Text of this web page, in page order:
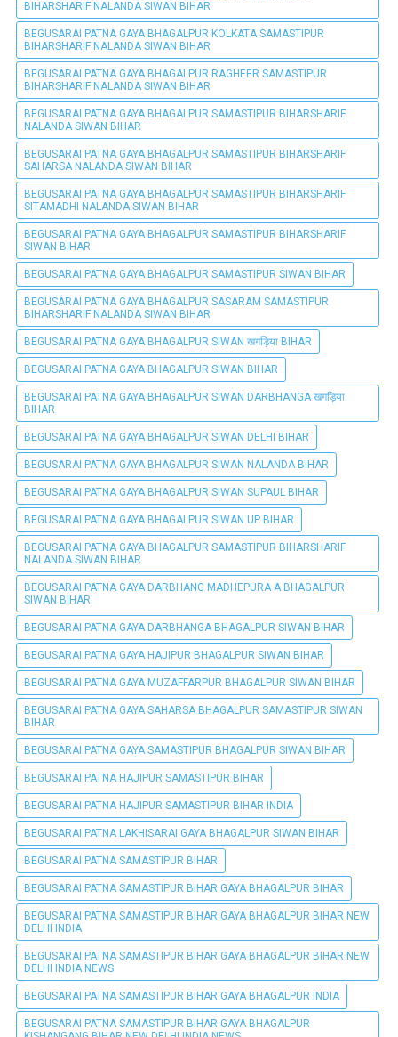
BIHARSHARIF NALANDA SIWAN BIHAR
BEGUSARAI PATNA GAYA BHAGALPUR KOLKATA SAMASTIPUR
BIHARSHARIF NALANDA SIWAN BIHAR
BEGUSARAI PATNA GAYA BHAGALPUR RAGHEER SAMASTIPUR
BIHARSHARIF NALANDA SIWAN BIHAR
BEGUSARAI PATNA GAYA BHAGALPUR SAMASTIPUR BIHARSHARIF
NALANDA SIWAN BIHAR
BEGUSARAI PATNA GAYA BHAGALPUR SAMASTIPUR BIHARSHARIF
SAHARSA NALANDA SIWAN BIHAR
BEGUSARAI PATNA GAYA BHAGALPUR SAMASTIPUR BIHARSHARIF
SITAMADHI NALANDA SIWAN BIHAR
BEGUSARAI PATNA GAYA BHAGALPUR SAMASTIPUR BIHARSHARIF
SIWAN BIHAR
BEGUSARAI PATNA GAYA BHAGALPUR SAMASTIPUR SIWAN BIHAR
BEGUSARAI PATNA GAYA BHAGALPUR SASARAM SAMASTIPUR
BIHARSHARIF NALANDA SIWAN BIHAR
BEGUSARAI PATNA GAYA BHAGALPUR SIWAN खगड़िया BIHAR
BEGUSARAI PATNA GAYA BHAGALPUR SIWAN BIHAR
BEGUSARAI PATNA GAYA BHAGALPUR SIWAN DARBHANGA खगड़िया
BIHAR
BEGUSARAI PATNA GAYA BHAGALPUR SIWAN DELHI BIHAR
BEGUSARAI PATNA GAYA BHAGALPUR SIWAN NALANDA BIHAR
BEGUSARAI PATNA GAYA BHAGALPUR SIWAN SUPAUL BIHAR
BEGUSARAI PATNA GAYA BHAGALPUR SIWAN UP BIHAR
BEGUSARAI PATNA GAYA BHAGALPUR SAMASTIPUR BIHARSHARIF
NALANDA SIWAN BIHAR
BEGUSARAI PATNA GAYA DARBHANG MADHEPURA A BHAGALPUR
SIWAN BIHAR
BEGUSARAI PATNA GAYA DARBHANGA BHAGALPUR SIWAN BIHAR
BEGUSARAI PATNA GAYA HAJIPUR BHAGALPUR SIWAN BIHAR
BEGUSARAI PATNA GAYA MUZAFFARPUR BHAGALPUR SIWAN BIHAR
BEGUSARAI PATNA GAYA SAHARSA BHAGALPUR SAMASTIPUR SIWAN
BIHAR
BEGUSARAI PATNA GAYA SAMASTIPUR BHAGALPUR SIWAN BIHAR
BEGUSARAI PATNA HAJIPUR SAMASTIPUR BIHAR
BEGUSARAI PATNA HAJIPUR SAMASTIPUR BIHAR INDIA
BEGUSARAI PATNA LAKHISARAI GAYA BHAGALPUR SIWAN BIHAR
BEGUSARAI PATNA SAMASTIPUR BIHAR
BEGUSARAI PATNA SAMASTIPUR BIHAR GAYA BHAGALPUR BIHAR
BEGUSARAI PATNA SAMASTIPUR BIHAR GAYA BHAGALPUR BIHAR NEW
DELHI INDIA
BEGUSARAI PATNA SAMASTIPUR BIHAR GAYA BHAGALPUR BIHAR NEW
DELHI INDIA NEWS
BEGUSARAI PATNA SAMASTIPUR BIHAR GAYA BHAGALPUR INDIA
BEGUSARAI PATNA SAMASTIPUR BIHAR GAYA BHAGALPUR